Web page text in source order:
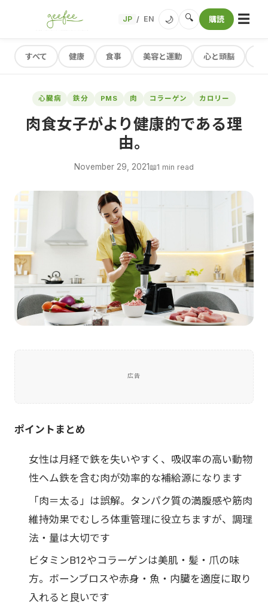
JP / EN 🌙 🔍 購読 ☰
すべて 健康 食事 美容と運動 心と頭脳
心臓病 鉄分 PMS 肉 コラーゲン カロリー
肉食女子がより健康的である理
由。
November 29, 2021📖1 min read
広告
ポイントまとめ
女性は月経で鉄を失いやすく、吸収率の高い動物
性ヘム鉄を含む肉が効率的な補給源になります
「肉＝太る」は誤解。タンパク質の満腹感や筋肉
維持効果でむしろ体重管理に役立ちますが、調理
法・量は大切です
ビタミンB12やコラーゲンは美肌・髪・爪の味
方。ボーンブロスや赤身・魚・内臓を適度に取り
入れると良いです